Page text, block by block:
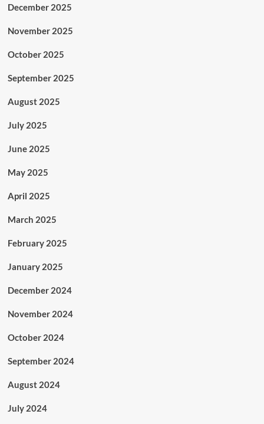
December 2025
November 2025
October 2025
September 2025
August 2025
July 2025
June 2025
May 2025
April 2025
March 2025
February 2025
January 2025
December 2024
November 2024
October 2024
September 2024
August 2024
July 2024